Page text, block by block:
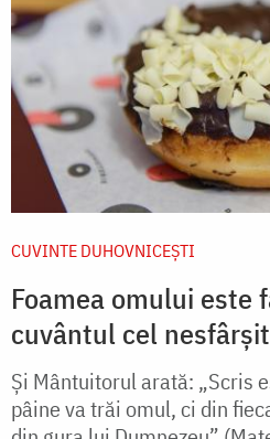
CUVINTE DUHOVNICEȘTI
Foamea omului este
cuvântul cel
Și Mântuitorul arată: „Scris
pâine va trăi omul, ci din